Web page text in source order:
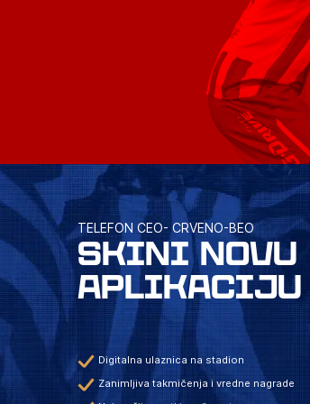
TELEFON CEO- CRVENO-BEO
SKINI NOVU
APLIKACIJU
Digitalna ulaznica na stadion
Zanimljiva takmičenja i vredne nagrade